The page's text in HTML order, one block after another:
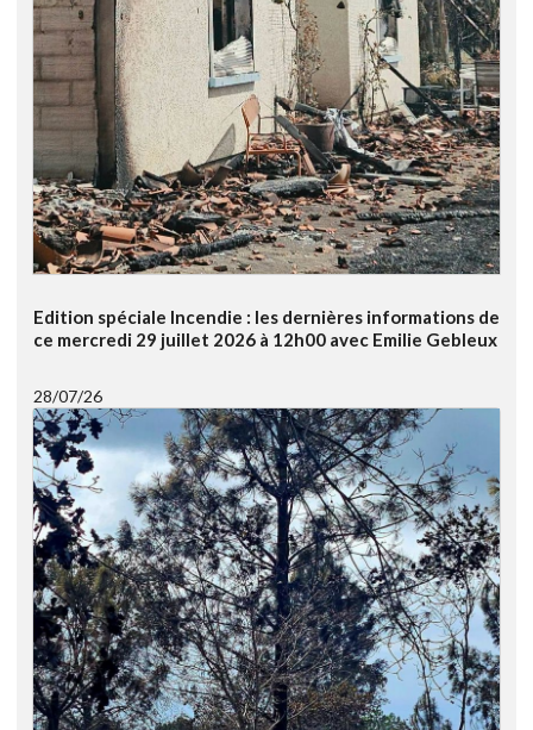
Edition spéciale Incendie : les dernières informations de
ce mercredi 29 juillet 2026 à 12h00 avec Emilie Gebleux
28/07/26